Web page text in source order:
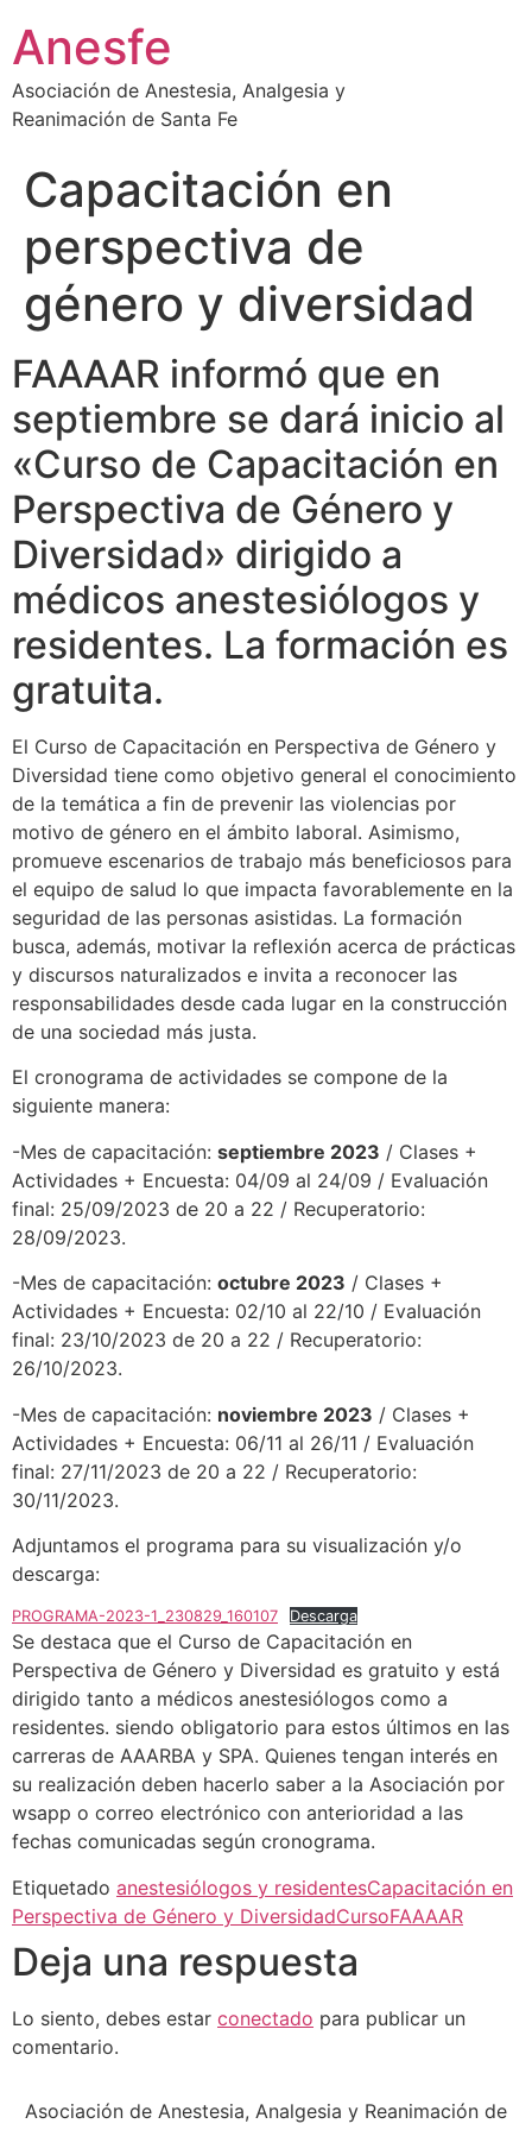
contenido
Anesfe
Asociación de Anestesia, Analgesia y
Reanimación de Santa Fe
Capacitación en
perspectiva de
género y diversidad
FAAAAR informó que en
septiembre se dará inicio al
«Curso de Capacitación en
Perspectiva de Género y
Diversidad» dirigido a
médicos anestesiólogos y
residentes. La formación es
gratuita.
El Curso de Capacitación en Perspectiva de Género y
Diversidad tiene como objetivo general el conocimiento
de la temática a fin de prevenir las violencias por
motivo de género en el ámbito laboral. Asimismo,
promueve escenarios de trabajo más beneficiosos para
el equipo de salud lo que impacta favorablemente en la
seguridad de las personas asistidas. La formación
busca, además, motivar la reflexión acerca de prácticas
y discursos naturalizados e invita a reconocer las
responsabilidades desde cada lugar en la construcción
de una sociedad más justa.
El cronograma de actividades se compone de la
siguiente manera:
-Mes de capacitación: septiembre 2023 / Clases +
Actividades + Encuesta: 04/09 al 24/09 / Evaluación
final: 25/09/2023 de 20 a 22 / Recuperatorio:
28/09/2023.
-Mes de capacitación: octubre 2023 / Clases +
Actividades + Encuesta: 02/10 al 22/10 / Evaluación
final: 23/10/2023 de 20 a 22 / Recuperatorio:
26/10/2023.
-Mes de capacitación: noviembre 2023 / Clases +
Actividades + Encuesta: 06/11 al 26/11 / Evaluación
final: 27/11/2023 de 20 a 22 / Recuperatorio:
30/11/2023.
Adjuntamos el programa para su visualización y/o
descarga:
PROGRAMA-2023-1_230829_160107 Descarga
Se destaca que el Curso de Capacitación en
Perspectiva de Género y Diversidad es gratuito y está
dirigido tanto a médicos anestesiólogos como a
residentes. siendo obligatorio para estos últimos en las
carreras de AAARBA y SPA. Quienes tengan interés en
su realización deben hacerlo saber a la Asociación por
wsapp o correo electrónico con anterioridad a las
fechas comunicadas según cronograma.
Etiquetado anestesiólogos y residentesCapacitación en
Perspectiva de Género y DiversidadCursoFAAAAR
Deja una respuesta
Lo siento, debes estar conectado para publicar un
comentario.
Asociación de Anestesia, Analgesia y Reanimación de